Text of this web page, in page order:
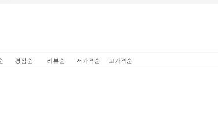
평점순 리뷰순 저가격순 고가격순